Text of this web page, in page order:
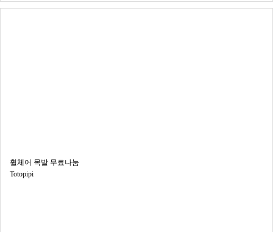
휠체어 목발 무료나눔
Totopipi